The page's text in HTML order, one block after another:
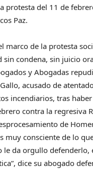
protesta del 11 de
Paz.
marco de la protesta
condena, sin juicio
y Abogadas
acusado de
incendiarios, tras
contra la regresiva
de
muy consciente de lo
da orgullo defenderlo,
dice su abogado